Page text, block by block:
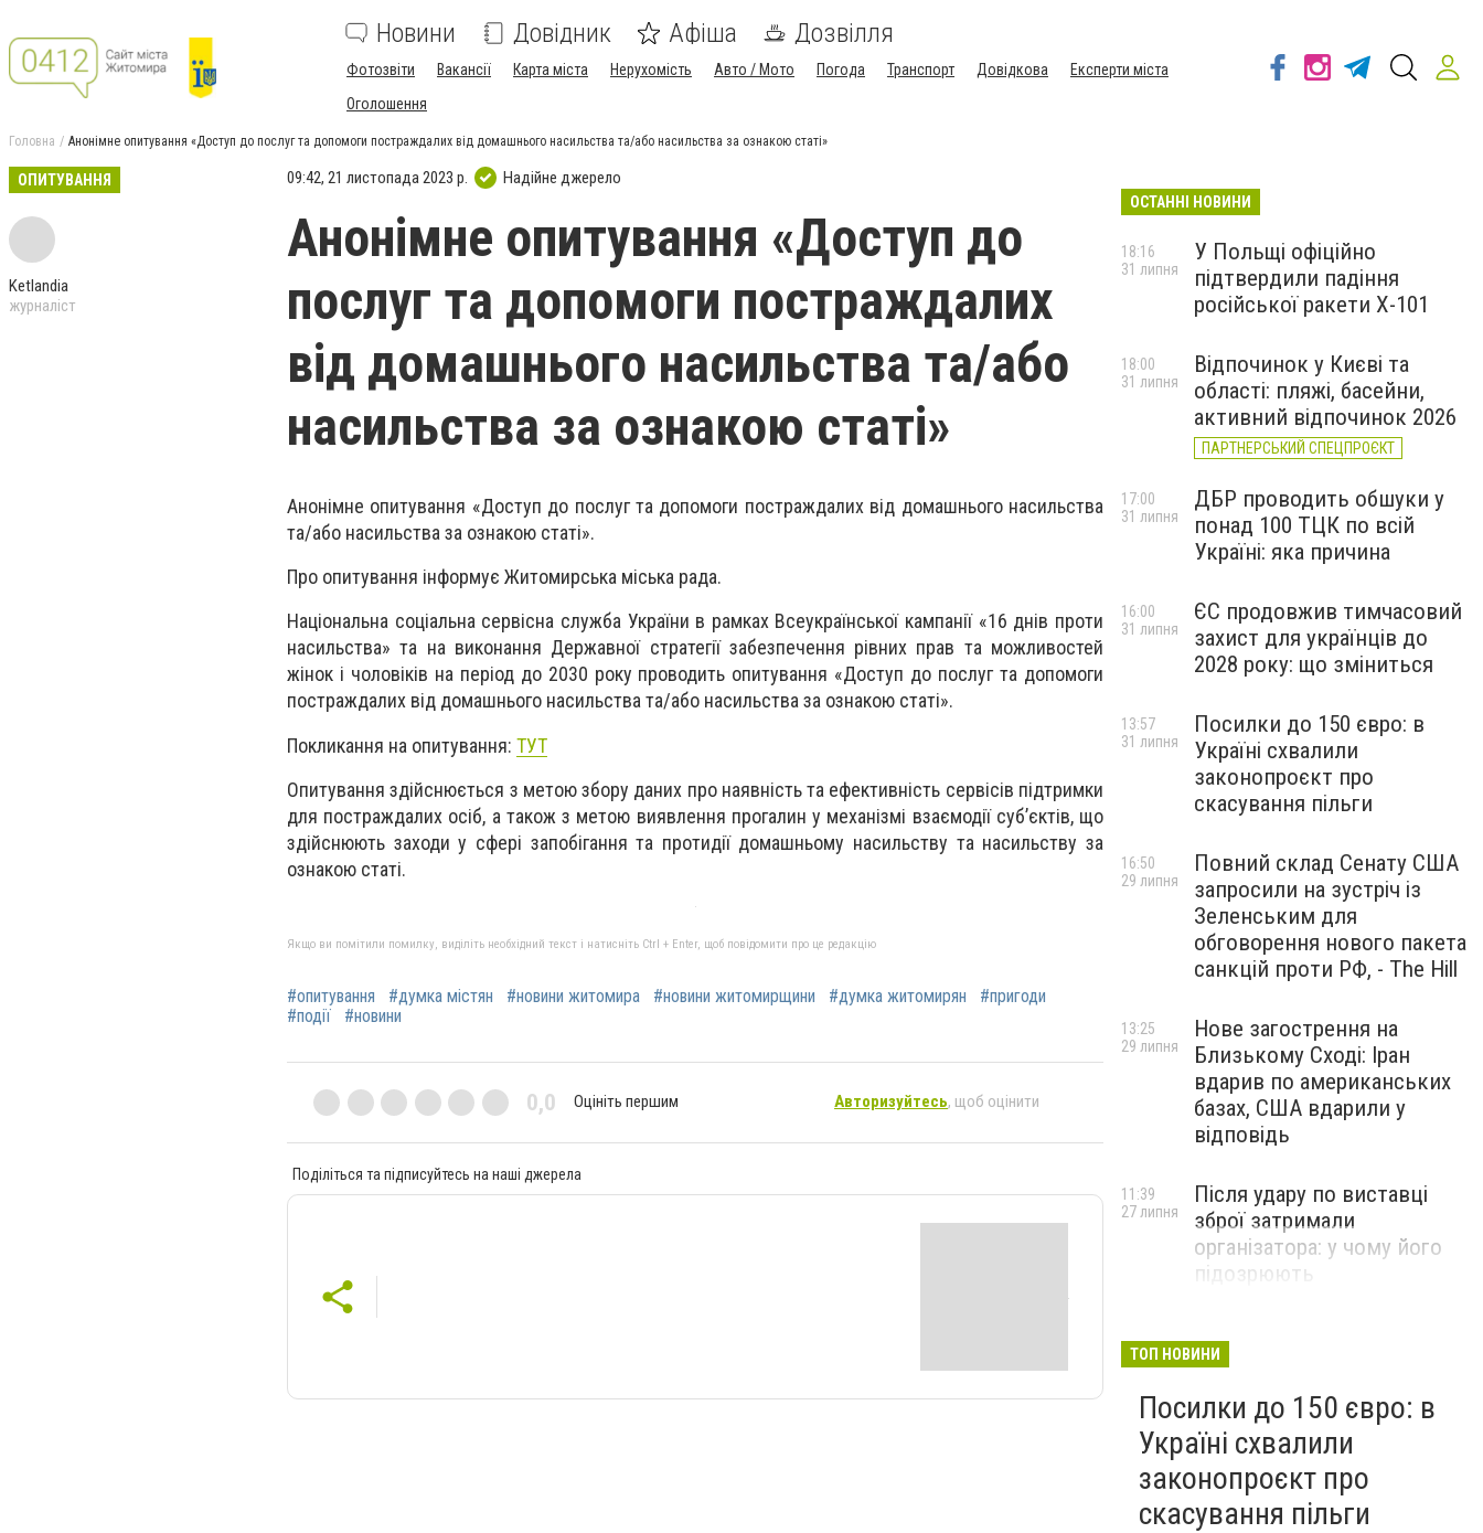
Новини Довідник Афіша Дозвілля
Фотозвіти Вакансії Карта міста Нерухомість Авто / Мото Погода Транспорт Довідкова
Експерти міста
Оголошення
Головна Анонімне опитування «Доступ до послуг та допомоги постраждалих від домашнього насильства та/або насильства за ознакою статі»
ОПИТУВАННЯ
Ketlandia
журналіст
09:42, 21 листопада 2023 р. Надійне джерело
Анонімне опитування «Доступ до
послуг та допомоги постраждалих
від домашнього насильства та/або
насильства за ознакою статі»
Анонімне опитування «Доступ до послуг та допомоги постраждалих від домашнього насильства
та/або насильства за ознакою статі».
Про опитування інформує Житомирська міська рада.
Національна соціальна сервісна служба України в рамках Всеукраїнської кампанії «16 днів проти
насильства» та на виконання Державної стратегії забезпечення рівних прав та можливостей
жінок і чоловіків на період до 2030 року проводить опитування «Доступ до послуг та допомоги
постраждалих від домашнього насильства та/або насильства за ознакою статі».
Покликання на опитування: ТУТ
Опитування здійснюється з метою збору даних про наявність та ефективність сервісів підтримки
для постраждалих осіб, а також з метою виявлення прогалин у механізмі взаємодії суб’єктів, що
здійснюють заходи у сфері запобігання та протидії домашньому насильству та насильству за
ознакою статі.
Якщо ви помітили помилку, виділіть необхідний текст і натисніть Ctrl + Enter, щоб повідомити про це редакцію
#опитування #думка містян #новини житомира #новини житомирщини #думка житомирян
#пригоди
#події
#новини
0,0 Оцініть першим Авторизуйтесь, щоб оцінити
Поділіться та підписуйтесь на наші джерела
ОСТАННІ НОВИНИ
У Польщі офіційно
підтвердили падіння
російської ракети Х-101
18:16
31 липня
Відпочинок у Києві та
області: пляжі, басейни,
активний відпочинок 2026
ПАРТНЕРСЬКИЙ СПЕЦПРОЄКТ
18:00
31 липня
ДБР проводить обшуки у
понад 100 ТЦК по всій
Україні: яка причина
17:00
31 липня
ЄС продовжив тимчасовий
захист для українців до
2028 року: що зміниться
16:00
31 липня
Посилки до 150 євро: в
Україні схвалили
законопроєкт про
скасування пільги
13:57
31 липня
Повний склад Сенату США
запросили на зустріч із
Зеленським для
обговорення нового пакета
санкцій проти РФ, - The Hill
16:50
29 липня
Нове загострення на
Близькому Сході: Іран
вдарив по американських
базах, США вдарили у
відповідь
13:25
29 липня
Після удару по виставці
зброї затримали
організатора: у чому його
підозрюють
11:39
27 липня
ТОП НОВИНИ
Посилки до 150 євро: в
Україні схвалили
законопроєкт про
скасування пільги